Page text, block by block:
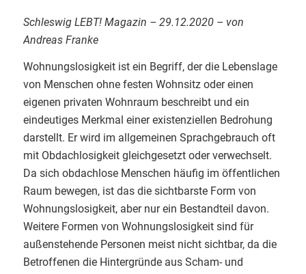
Schleswig LEBT! Magazin – 29.12.2020 – von
Andreas Franke
Wohnungslosigkeit ist ein Begriff, der die Lebenslage
von Menschen ohne festen Wohnsitz oder einen
eigenen privaten Wohnraum beschreibt und ein
eindeutiges Merkmal einer existenziellen Bedrohung
darstellt. Er wird im allgemeinen Sprachgebrauch oft
mit Obdachlosigkeit gleichgesetzt oder verwechselt.
Da sich obdachlose Menschen häufig im öffentlichen
Raum bewegen, ist das die sichtbarste Form von
Wohnungslosigkeit, aber nur ein Bestandteil davon.
Weitere Formen von Wohnungslosigkeit sind für
außenstehende Personen meist nicht sichtbar, da die
Betroffenen die Hintergründe aus Scham- und